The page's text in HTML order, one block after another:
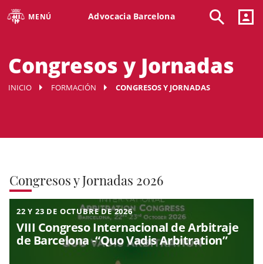
MENÚ Advocacia Barcelona
Congresos y Jornadas
INICIO FORMACIÓN CONGRESOS Y JORNADAS
Congresos y Jornadas 2026
22 Y 23 DE OCTUBRE DE 2026
VIII Congreso Internacional de Arbitraje
de Barcelona -“Quo Vadis Arbitration”